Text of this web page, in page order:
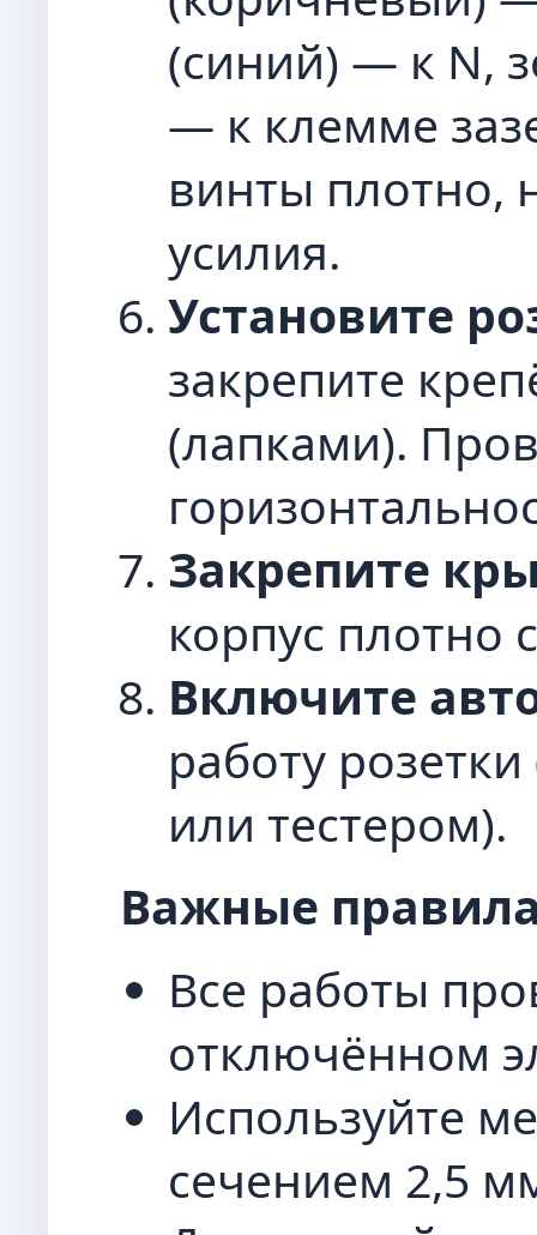
(синий) — к N,
— к клемме
винты плотно,
усилия.
Установите
закрепите
(лапками).
Закрепите
корпус плотно
Включите
работу
или тестером).
Важные
Все работы
отключённом
Используйте
сечением 2,5